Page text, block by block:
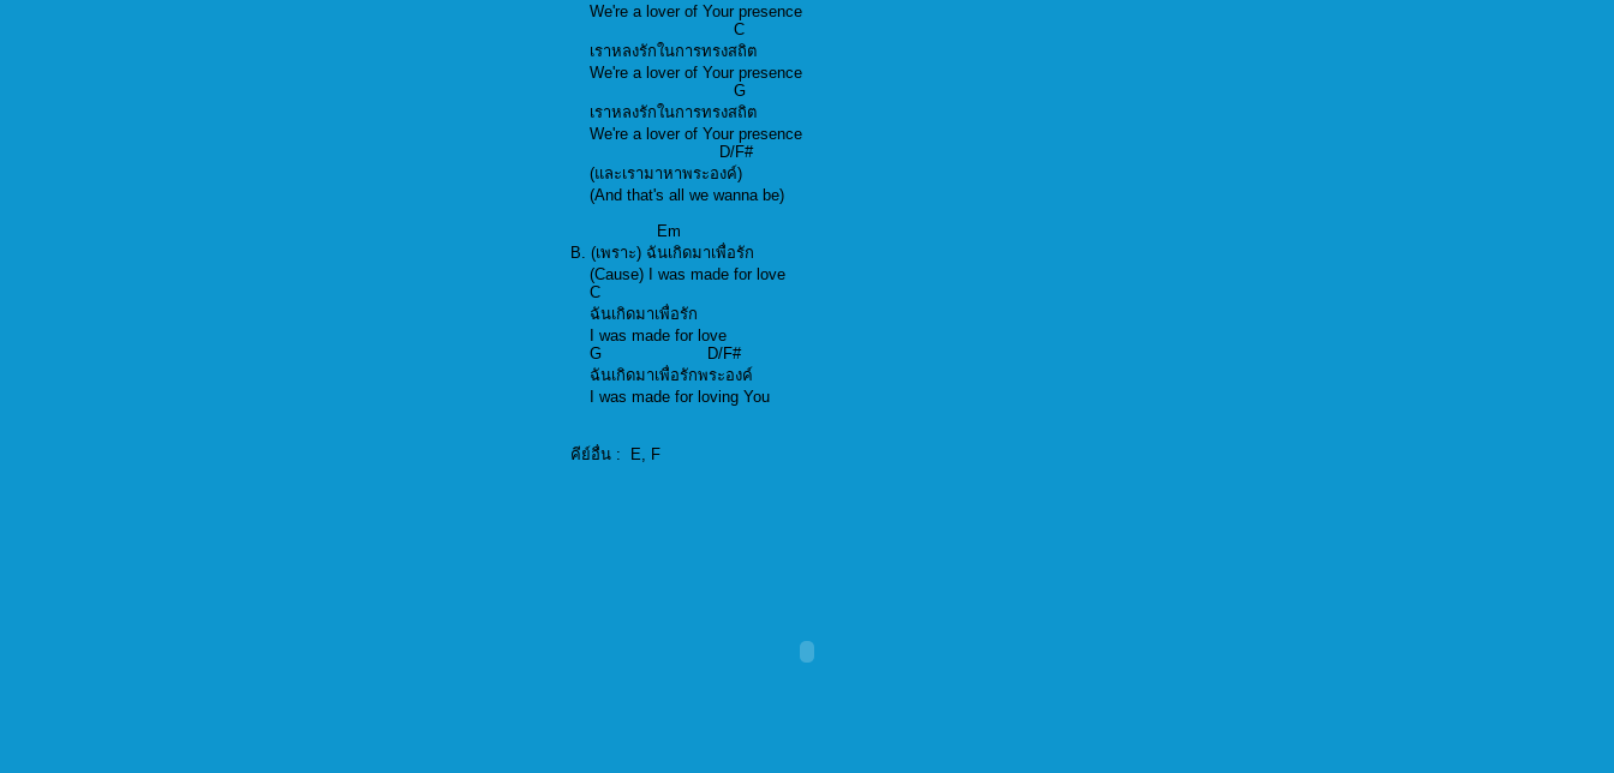
We're a lover of Your presence
C
เราหลงรักในการทรงสถิต
We're a lover of Your presence
G
เราหลงรักในการทรงสถิต
We're a lover of Your presence
D/F#
(และเรามาหาพระองค์)
(And that's all we wanna be)
Em
B. (เพราะ) ฉันเกิดมาเพื่อรัก
(Cause) I was made for love
C
ฉันเกิดมาเพื่อรัก
I was made for love
G D/F#
ฉันเกิดมาเพื่อรักพระองค์
I was made for loving You
คีย์อื่น : E, F